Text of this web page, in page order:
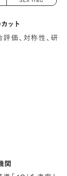
ット
価、対称性、研
関